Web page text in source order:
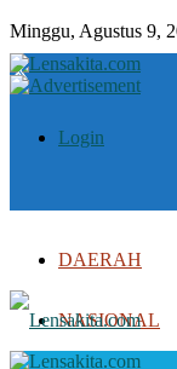
Minggu, Agustus 9,
Login
DAERAH
NASIONAL